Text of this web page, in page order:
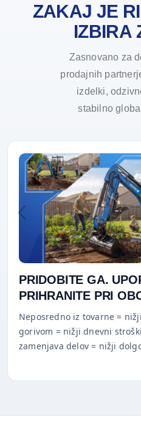
ZAKAJ JE
IZBIRA
Zasnovano za
prodajnih
izdelki,
stabilno
PRIDOBITE GA.
PRIHRANITE PRI
Neposredno iz tovarne =
gorivom = nižji dnevni
zamenjava delov = nižji